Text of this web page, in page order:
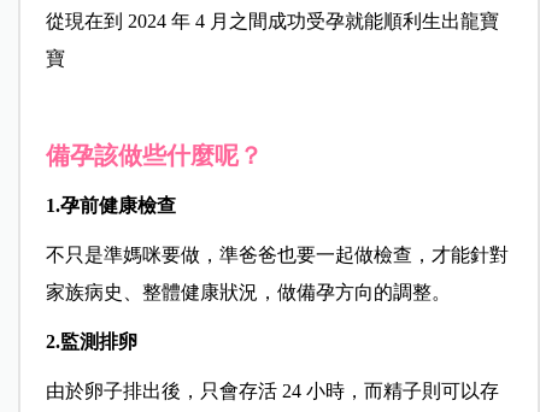
從現在到 2024 年 4 月之間成功受孕就能順利生出龍寶
寶
備孕該做些什麼呢？
1.孕前健康檢查
不只是準媽咪要做，準爸爸也要一起做檢查，才能針對
家族病史、整體健康狀況，做備孕方向的調整。
2.監測排卵
由於卵子排出後，只會存活 24 小時，而精子則可以存